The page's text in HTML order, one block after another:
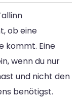
ob eine
kommt. Eine
wenn du nur
und nicht den
benötigst.